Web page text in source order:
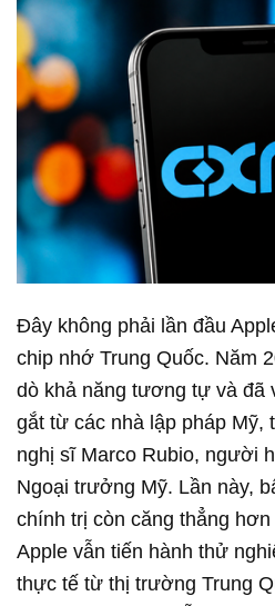
Đây không phải lần đầu
chip nhớ Trung Quốc. Năm
dò khả năng tương tự và đã
gắt từ các nhà lập pháp Mỹ,
nghị sĩ Marco Rubio, người
Ngoại trưởng Mỹ. Lần này,
chính trị còn căng thẳng
Apple vẫn tiến hành thử
thực tế từ thị trường Trung